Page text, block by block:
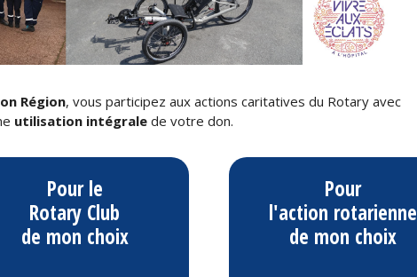
Région, vous participez aux actions caritatives du Rotary avec
utilisation intégralede votre don.
Pour le
Rotary Club
de mon choix
Pour
l'action rotarienne
de mon choix